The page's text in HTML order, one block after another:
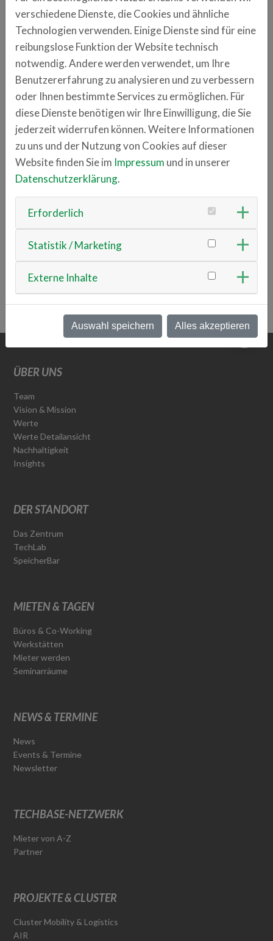
Mitarbeitern, bieten aber auch Studenten aus den
Fachbereichen Informatik und Elektrotechnik stets
spannende Bachelor-, Master oder sogar PhD-
Arbeiten an.
dissec.to
Anschrift
Franz-Mayer-Straße 1
93053 Regensburg
Nils Weiss
nils
dissec.to
ZURÜCK ZUR ÜBERSICHT
ÜBER UNS
Team
Vision & Mission
Werte
Werte Detailansicht
Nachhaltigkeit
Insights
DER STANDORT
Das Zentrum
TechLab
SpeicherBar
MIETEN & TAGEN
Büros & Co-Working
Werkstätten
Mieter werden
Seminarräume
NEWS & TERMINE
News
Events & Termine
Newsletter
TECHBASE-NETZWERK
Mieter von A-Z
Partner
PROJEKTE & CLUSTER
Cluster Mobility & Logistics
AIR
verschiedene Dienste, die Cookies und ähnliche
Technologien verwenden. Einige Dienste sind für eine
reibungslose Funktion der Website technisch
notwendig. Andere werden verwendet, um Ihre
Benutzererfahrung zu analysieren und zu verbessern
oder Ihnen bestimmte Services zu ermöglichen. Für
diese Dienste benötigen wir Ihre Einwilligung, die Sie
jederzeit widerrufen können. Weitere Informationen
zu uns und der Nutzung von Cookies auf dieser
Website finden Sie im Impressum und in unserer
Datenschutzerklärung.
Erforderlich
Statistik / Marketing
Externe Inhalte
Auswahl speichern Alles akzeptieren